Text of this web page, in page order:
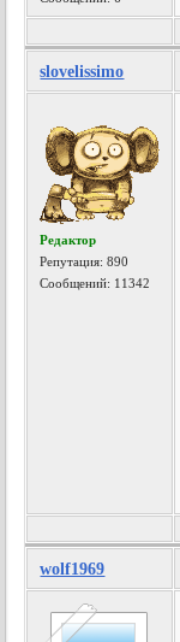
slovelissimo
Редактор
Репутация:890
Сообщений: 11342
wolf1969